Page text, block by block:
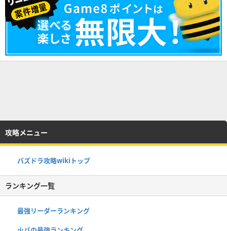
攻略メニュー
パズドラ攻略wikiトップ
ランキング一覧
最強リーダーランキング